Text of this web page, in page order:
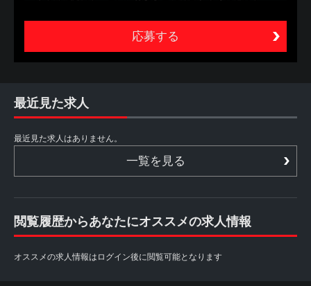
す。
2. 本サービスは、あくまでも、本サービスを利用する方
（以下、利用者といいます。）が自ら行う転職活動の支援
を目的とするものであり、職業安定法に定める職業紹介で
は行いません。また、利用者からの個別の職業紹介の依頼
にも応じられません
1. 利用者は、本サイトを利用することによって、本規約等
承諾しない場合には、本サイトを利用することができない
2. 利用者は、自らの意思に基づき本サービスを利用するも
のとし、本サービスの利用によって生じたいかなる事態に
ついても自ら責任を負うものとします。
また、本サービスは各パートナーから求人情報の提供を受
最近見た求人
最近見た求人はありません。
一覧を見る
閲覧履歴からあなたにオススメの求人情報
オススメの求人情報はログイン後に閲覧可能となります